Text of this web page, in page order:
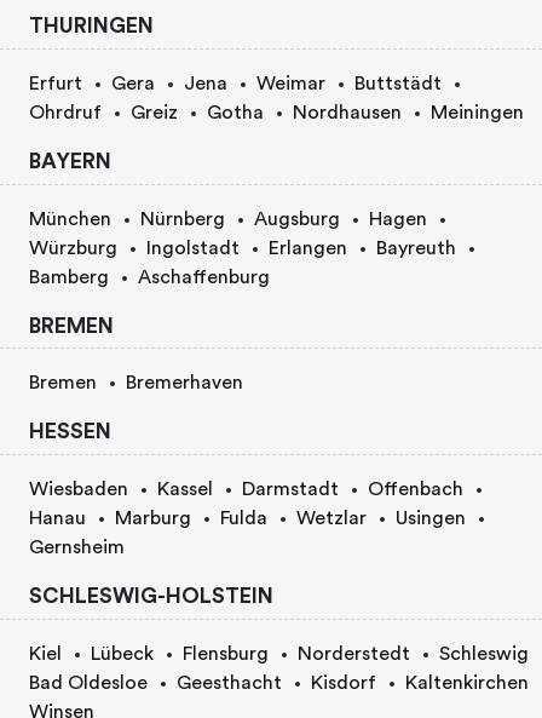
THURINGEN
Erfurt Gera Jena Weimar
Buttstädt
Ohrdruf
Greiz Gotha Nordhausen Meiningen
BAYERN
München Nürnberg Augsburg
Hagen
Würzburg
Ingolstadt Erlangen
Bayreuth
Bamberg
Aschaffenburg
BREMEN
Bremen Bremerhaven
HESSEN
Wiesbaden Kassel Darmstadt
Offenbach
Hanau
Marburg Fulda Wetzlar
Usingen
Gernsheim
SCHLESWIG-HOLSTEIN
Kiel Lübeck Flensburg Norderstedt
Schleswig
Bad Oldesloe
Geesthacht Kisdorf
Kaltenkirchen
Winsen